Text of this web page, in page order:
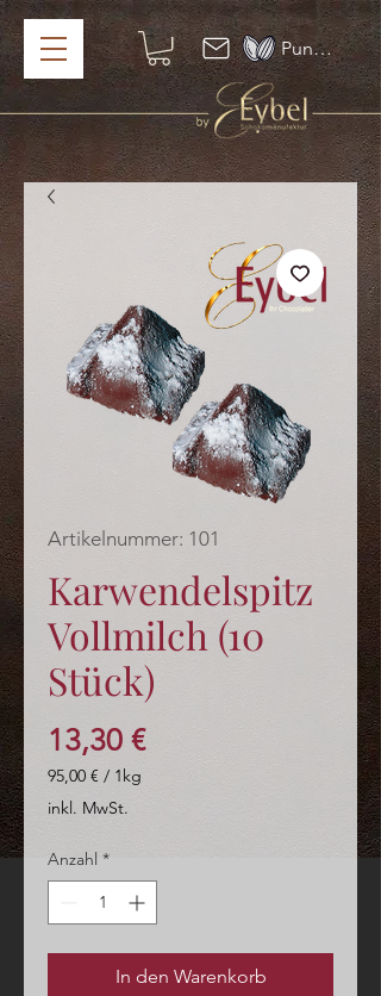
Punkte ansehen
Artikelnummer: 101
Karwendelspitz
Vollmilch (10
Stück)
13,30 €Preis
95,00 € / 1kg
95,00 €
Kilogramm
inkl. MwSt.
Anzahl *
In den Warenkorb